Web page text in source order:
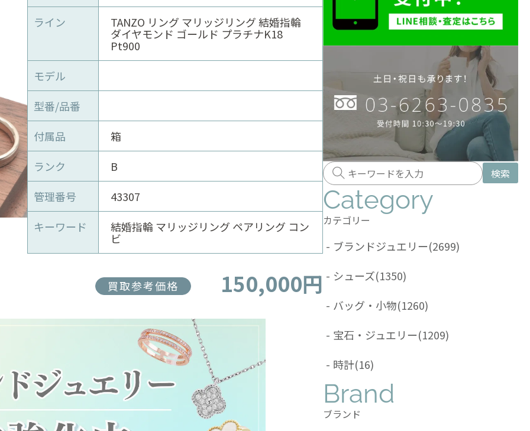
ライン
TANZO リング マリッジリング 結婚指輪
ダイヤモンド ゴールド プラチナK18
Pt900
モデル
型番/品番
付属品
箱
ランク
B
管理番号
43307
キーワード
結婚指輪 マリッジリング ペアリング コン
ビ
買取参考価格 150,000円
検索
Category
カテゴリー
- ブランドジュエリー(2699)
- シューズ(1350)
- バッグ・小物(1260)
- 宝石・ジュエリー(1209)
- 時計(16)
Brand
ブランド